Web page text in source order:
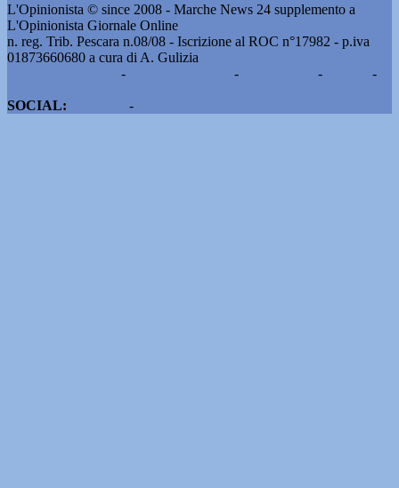
L'Opinionista © since 2008 - Marche News 24 supplemento a
L'Opinionista Giornale Online
n. reg. Trib. Pescara n.08/08 - Iscrizione al ROC n°17982 - p.iva
01873660680 a cura di A. Gulizia
- - -
-
SOCIAL:
-